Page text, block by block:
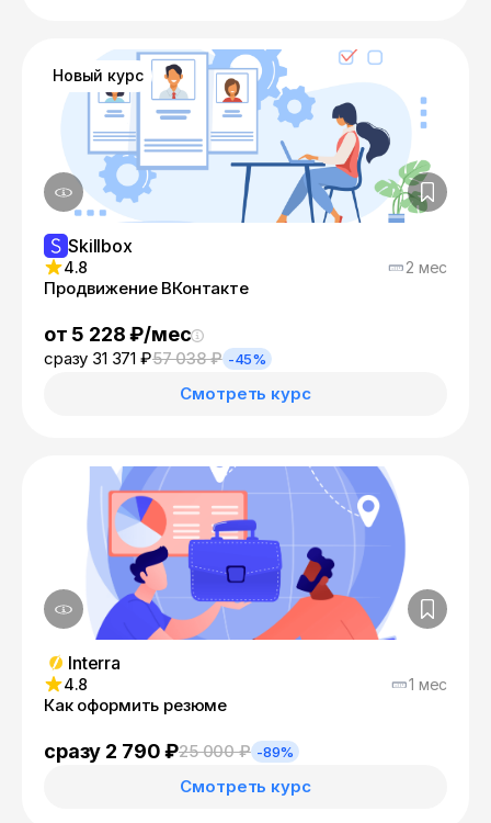
Новый курс
Skillbox
4.8 2 мес
Продвижение ВКонтакте
от 5 228 ₽/мес
сразу 31 371 ₽57 038 ₽ -45%
Смотреть курс
Interra
4.8 1 мес
Как оформить резюме
сразу 2 790 ₽25 000 ₽ -89%
Смотреть курс